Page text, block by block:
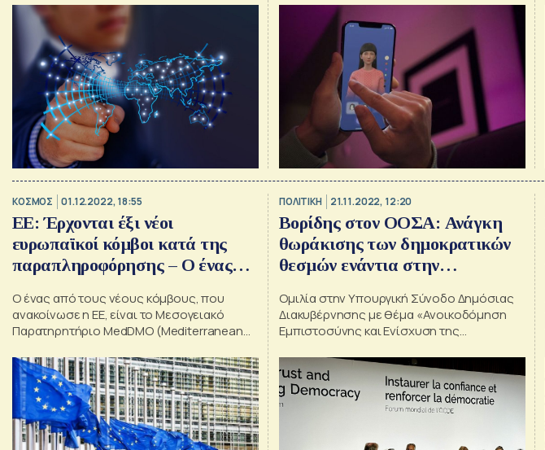
ΚΟΣΜΟΣ 01.12.2022, 18:55
ΕΕ: Έρχονται έξι νέοι
ευρωπαϊκοί κόμβοι κατά της
παραπληροφόρησης – Ο ένας
Ο ένας από τους νέους κόμβους, που
ανακοίνωσε η ΕΕ, είναι το Μεσογειακό
Παρατηρητήριο MedDMO (Mediterranean
καλύπτει την Ελλάδα, την Κύπρο και τη
Μάλτα.
ΠΟΛΙΤΙΚΗ 21.11.2022, 12:20
Βορίδης στον ΟΟΣΑ: Ανάγκη
θωράκισης των δημοκρατικών
θεσμών ενάντια στην
Ομιλία στην Υπουργική Σύνοδο Δημόσιας
Διακυβέρνησης με θέμα «Ανοικοδόμηση
Εμπιστοσύνης και Ενίσχυση της